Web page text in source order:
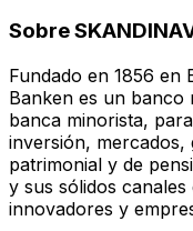
Sobre
Fundado en 1856 en
Banken es un banco
banca minorista,
inversión, mercados,
patrimonial y de
y sus sólidos
innovadores y